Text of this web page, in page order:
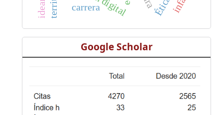
carrera Ética
Google Scholar